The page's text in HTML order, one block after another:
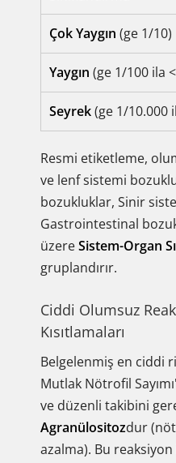
Çok Yaygın (ge 1/10)
Yaygın (ge 1/100 ila
Seyrek(ge 1/10.000
Resmi etiketleme,
ve lenf sistemi
bozukluklar, Sinir
Gastrointestinal
üzereSistem-Organ
gruplandırır.
Ciddi Olumsuz
Kısıtlamaları
Belgelenmiş en ciddi
Mutlak Nötrofil
ve düzenli takibini
Agranülositozdur
azalma). Bu